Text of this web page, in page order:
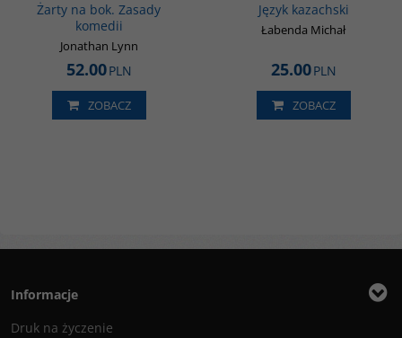
Żarty na bok. Zasady
komedii
Jonathan Lynn
52.00PLN
ZOBACZ
Język kazachski
Łabenda Michał
25.00PLN
ZOBACZ
Informacje
Druk na życzenie